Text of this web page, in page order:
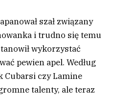
szał związany
i trudno się temu
wykorzystać
pewien apel. Według
Cubarsi czy Lamine
talenty, ale teraz